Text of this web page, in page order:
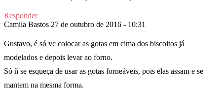
Responder
Camila Bastos 27 de outubro de 2016 - 10:31
Gustavo, é só vc colocar as gotas em cima dos biscoitos já
modelados e depois levar ao forno.
Só ñ se esqueça de usar as gotas forneáveis, pois elas assam e se
mantem na mesma forma.